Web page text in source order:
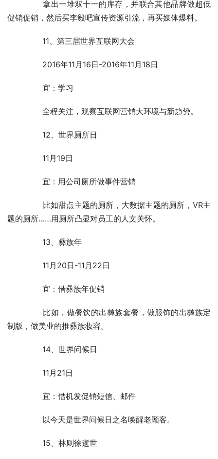
促销促销，然后买李毅吧宣传资源引流，再买媒体爆料。
	　　11、第三届世界互联网大会
	　　2016年11月16日-2016年11月18日
	　　宜：学习
	　　全程关注，观察互联网营销大环境与新趋势。
	　　12、世界厕所日
	　　11月19日
	　　宜：用公司厕所做事件营销
题的厕所……用厕所凸显对员工的人文关怀。
	　　13、彝族年
	　　11月20日-11月22日
	　　宜：借彝族年促销
制版，做美业的推彝族妆容。
	　　14、世界问候日
	　　11月21日
	　　宜：借机发促销短信、邮件
	　　以今天是世界问候日之名唤醒老顾客。
	　　15、林则徐逝世